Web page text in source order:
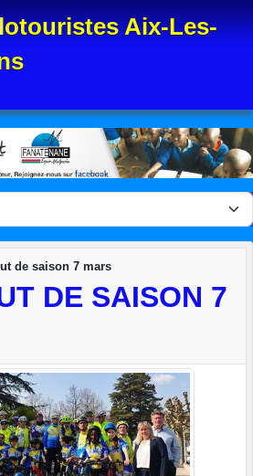
Aix-Les-
de saison 7 mars
DE SAISON 7